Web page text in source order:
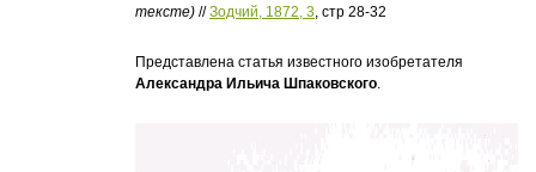
тексте) //Зодчий, 1872, 3, стр 28-32
Представлена статья известного изобретателя
Александра Ильича Шпаковского.